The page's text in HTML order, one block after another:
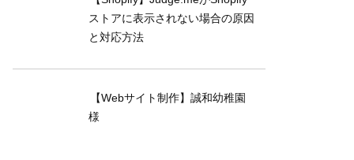
ストアに表示されない場合の原因
と対応方法
【Webサイト制作】誠和幼稚園
様